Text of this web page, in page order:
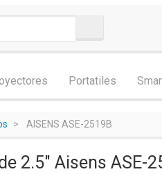
Portatiles
AISENS ASE-2519B
2.5" Aisens ASE-